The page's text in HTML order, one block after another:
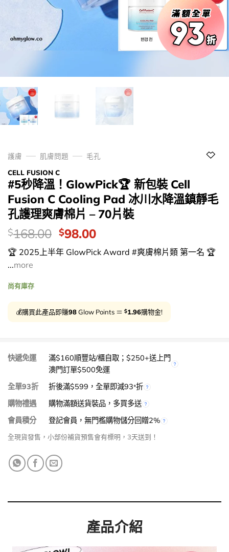
護膚 肌膚問題
毛孔
CELL FUSION C
#5秒降溫！GlowPick🏆 新包裝 Cell
Fusion C Cooling Pad 冰川水降溫鎮靜毛
孔護理爽膚棉片 – 70片裝
價
錢：
$168.00 Original
price
was:
$98.00Current
price
is:
🏆 2025上半年 GlowPick Award #爽膚棉片類 第一名 🏆
...more
尚有庫存
💰購買此產品即賺98Glow Points ＝ $1.96購物金!
快遞免運
滿$160順豐站/櫃自取；$250+送上門
澳門訂單$500免運
全單93折
折後滿$599，全單即減93*折
購物禮遇
購物滿額送貨裝品，多買多送
會員積分
登記會員，無門檻購物儲分回贈2%
全現貨發售，小部份補貨預售會有標明，3天送到！
產品介紹